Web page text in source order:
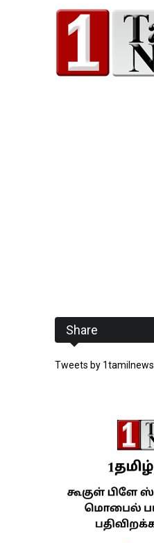
Share
Tweets by 1tamilnews